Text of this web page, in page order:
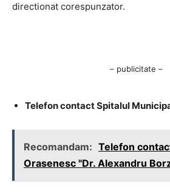
directionat corespunzator.
– publicitate –
Telefon contact Spitalul
Recomandam: Telefon
Orasenesc "Dr. Alexandru